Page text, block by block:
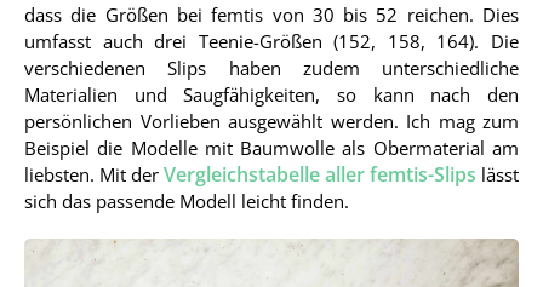
dass die Größen bei femtis von 30 bis 52 reichen. Dies
umfasst auch drei Teenie-Größen (152, 158, 164). Die
verschiedenen Slips haben zudem unterschiedliche
Materialien und Saugfähigkeiten, so kann nach den
persönlichen Vorlieben ausgewählt werden. Ich mag zum
Beispiel die Modelle mit Baumwolle als Obermaterial am
liebsten. Mit der Vergleichstabelle aller femtis-Slips lässt
sich das passende Modell leicht finden.